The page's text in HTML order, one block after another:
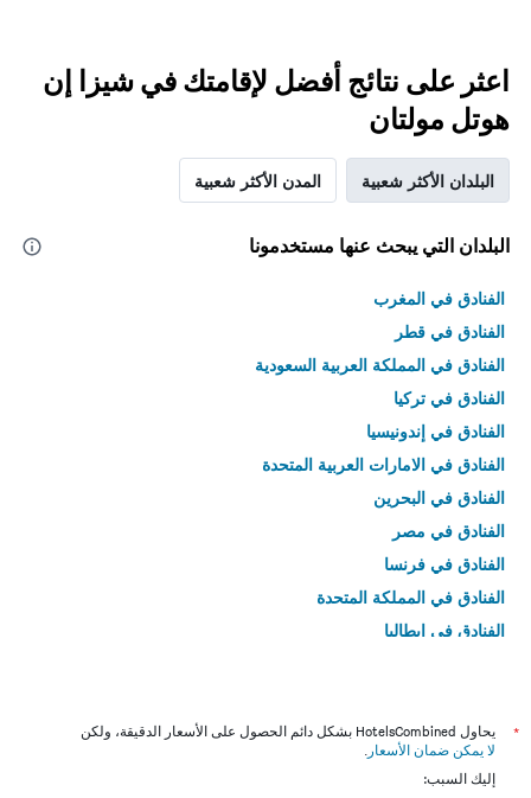
اعثر على نتائج أفضل لإقامتك في شيزا إن
هوتل مولتان
البلدان الأكثر شعبية المدن الأكثر شعبية
البلدان التي يبحث عنها مستخدمونا
الفنادق في المغرب
الفنادق في قطر
الفنادق في المملكة العربية السعودية
الفنادق في تركيا
الفنادق في إندونيسيا
الفنادق في الامارات العربية المتحدة
الفنادق في البحرين
الفنادق في مصر
الفنادق في فرنسا
الفنادق في المملكة المتحدة
الفنادق في إيطاليا
*
يحاول HotelsCombined بشكل دائم الحصول على الأسعار الدقيقة، ولكن
لا يمكن ضمان الأسعار .
إليك السبب: